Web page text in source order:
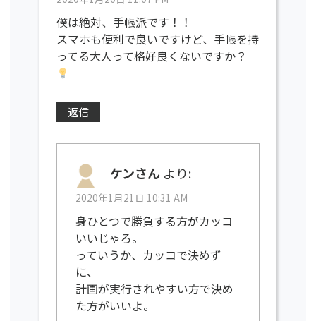
僕は絶対、手帳派です！！
スマホも便利で良いですけど、手帳を持
ってる大人って格好良くないですか？
返信
ケンさん より:
2020年1月21日 10:31 AM
身ひとつで勝負する方がカッコ
いいじゃろ。
っていうか、カッコで決めず
に、
計画が実行されやすい方で決め
た方がいいよ。